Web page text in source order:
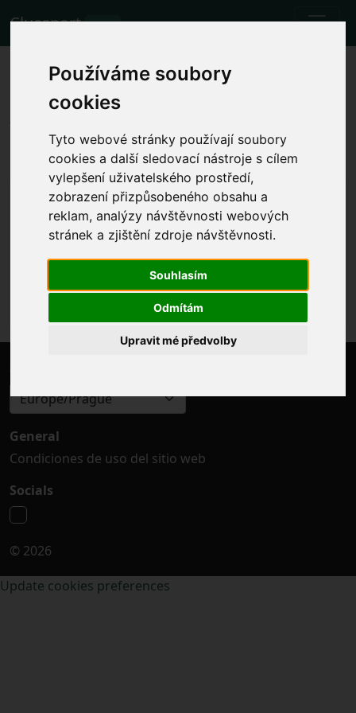
Používáme soubory
cookies
Tyto webové stránky používají soubory
cookies a další sledovací nástroje s cílem
vylepšení uživatelského prostředí,
zobrazení přizpůsobeného obsahu a
reklam, analýzy návštěvnosti webových
stránek a zjištění zdroje návštěvnosti.
Souhlasím
Odmítám
Upravit mé předvolby
Cluesport BETA
Los mejores billetes de avión y
entradas para el partido de
fútbol Bologna vs Empoli.
Partidos 1.10.2023 Bologna - Empoli
Mostrar la hora local del partido
dom 1.10.2023 se determinará la hora
Stadio Renato Dall'Ara, Bologna (Italy)
Serie A
El evento ya se ha producido. Sin embargo, puedes
probar con otro evento.
Europe/Prague
General
Condiciones de uso del sitio web
Socials
© 2026
Update cookies preferences